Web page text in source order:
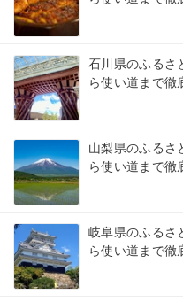
石川県のふるさ
ら使い道まで徹
山梨県のふるさ
ら使い道まで徹
岐阜県のふるさ
ら使い道まで徹